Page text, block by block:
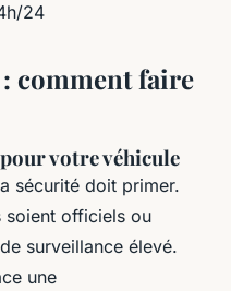
24
comment faire
votre véhicule
sécurité doit primer.
soient officiels ou
surveillance élevé.
une